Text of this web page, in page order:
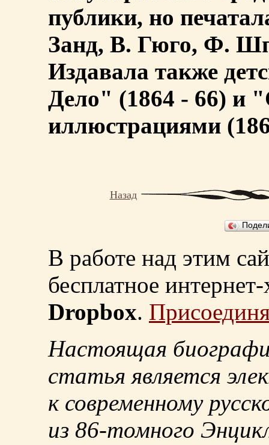
публики, но
Занд, В. Гюго, Ф.
Издавала также
Дело" (1864 - 66) и
иллюстрациями
Назад
В работе над этим
бесплатное
Dropbox.
Настоящая
статья является
к современному
из 86-томного